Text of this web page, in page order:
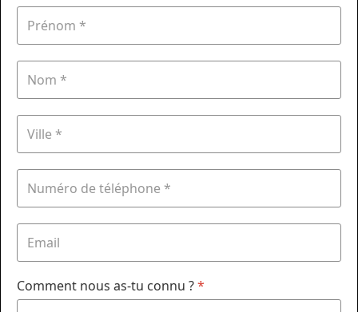
Comment nous as-tu connu ?*